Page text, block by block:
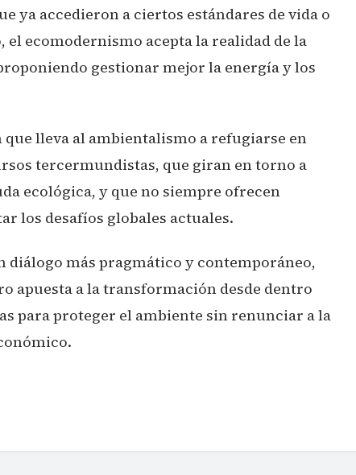
ya accedieron a ciertos estándares de vida o
ecomodernismo acepta la realidad de la
gestionar mejor la energía y los
lleva al ambientalismo a refugiarse en
tercermundistas, que giran en torno a
ecológica, y que no siempre ofrecen
los desafíos globales actuales.
diálogo más pragmático y contemporáneo,
apuesta a la transformación desde dentro
para proteger el ambiente sin renunciar a la